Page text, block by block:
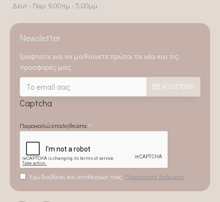
Δευτ - Παρ: 9.00πμ - 5.00μμ
Newsletter
Γραφτείτε για να μαθαίνετε πρώτοι τα νέα και τις
προσφορές μας.
ΑΠΟΣΤΟΛΉ
Captcha
Παρακαλώ επαληθεύστε
Έχω διαβάσει και αποδέχομαι τους Προσωπικά Δεδομένα